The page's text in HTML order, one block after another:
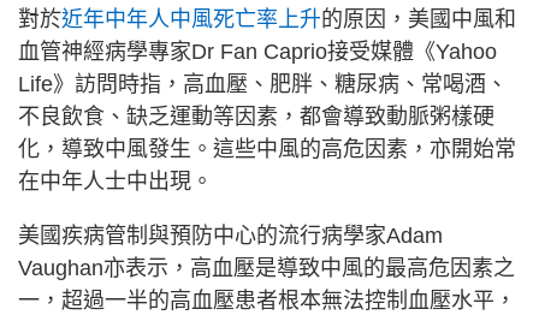
對於近年中年人中風死亡率上升的原因，美國中風和
血管神經病學專家Dr Fan Caprio接受媒體《Yahoo
Life》訪問時指，高血壓、肥胖、糖尿病、常喝酒、
不良飲食、缺乏運動等因素，都會導致動脈粥樣硬
化，導致中風發生。這些中風的高危因素，亦開始常
在中年人士中出現。
美國疾病管制與預防中心的流行病學家Adam
Vaughan亦表示，高血壓是導致中風的最高危因素之
一，超過一半的高血壓患者根本無法控制血壓水平，